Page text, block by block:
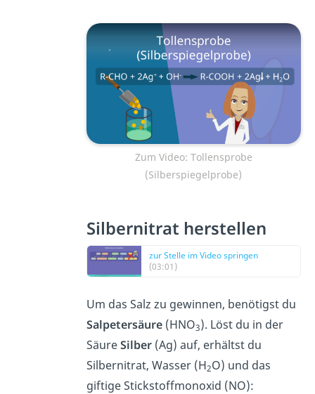
Zum Video: Tollensprobe
(Silberspiegelprobe)
Silbernitrat herstellen
zur Stelle im Video springen
(03:01)
Um das Salz zu gewinnen, benötigst du
Salpetersäure(HNO3). Löst du in der
SäureSilber(Ag) auf, erhältst du
Silbernitrat, Wasser (H2O) und das
giftige Stickstoffmonoxid (NO):